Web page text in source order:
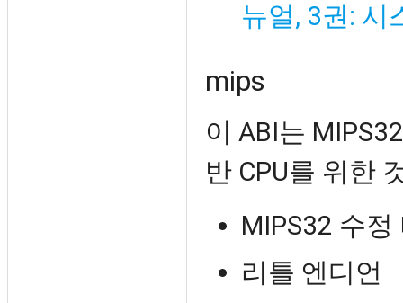
뉴얼, 3권: 시
mips
이 ABI는
반 CPU를 위한
MIPS32 수정
리틀 엔디언